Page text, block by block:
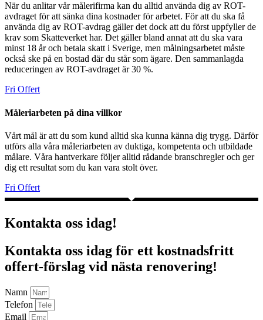
När du anlitar vår målerifirma kan du alltid använda dig av ROT-
avdraget för att sänka dina kostnader för arbetet. För att du ska få
använda dig av ROT-avdrag gäller det dock att du först uppfyller de
krav som Skatteverket har. Det gäller bland annat att du ska vara
minst 18 år och betala skatt i Sverige, men målningsarbetet måste
också ske på en bostad där du står som ägare. Den sammanlagda
reduceringen av ROT-avdraget är 30 %.
Fri Offert
Måleriarbeten på dina villkor
Vårt mål är att du som kund alltid ska kunna känna dig trygg. Därför
utförs alla våra måleriarbeten av duktiga, kompetenta och utbildade
målare. Våra hantverkare följer alltid rådande branschregler och ger
dig ett resultat som du kan vara stolt över.
Fri Offert
Kontakta oss idag!
Kontakta oss idag för ett kostnadsfritt
offert-förslag vid nästa renovering!
Namn
Telefon
Email